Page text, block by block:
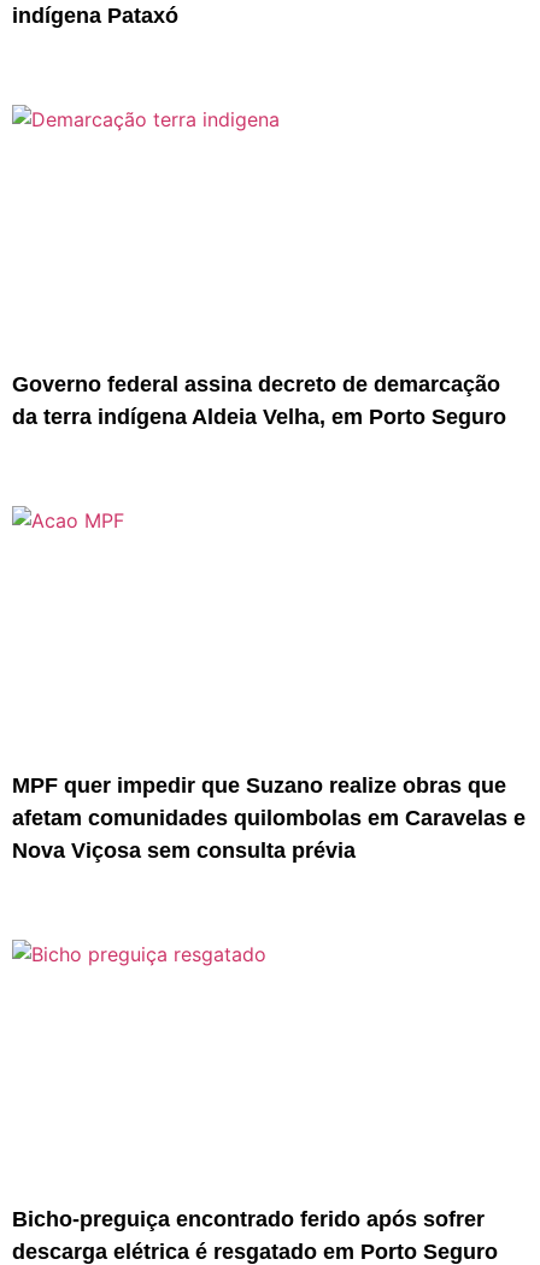
indígena Pataxó
Governo federal assina decreto de demarcação
da terra indígena Aldeia Velha, em Porto Seguro
MPF quer impedir que Suzano realize obras que
afetam comunidades quilombolas em Caravelas e
Nova Viçosa sem consulta prévia
Bicho-preguiça encontrado ferido após sofrer
descarga elétrica é resgatado em Porto Seguro